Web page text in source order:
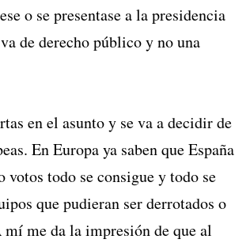
o se presentase a la presidencia
de derecho público y no una
en el asunto y se va a decidir de
En Europa ya saben que España
todo se consigue y todo se
que pudieran ser derrotados o
me da la impresión de que al